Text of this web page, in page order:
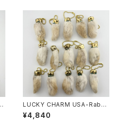
LUCKY CHARM USA-Rabbi
ts Foot key chain,Natural
N.O.S.
¥4,840